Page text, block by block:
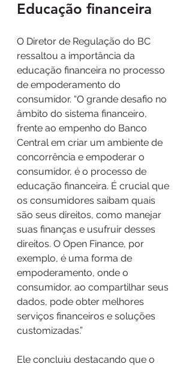
Educação financeira
O Diretor de Regulação do BC
ressaltou a importância da
educação financeira no processo
de empoderamento do
consumidor. “O grande desafio no
âmbito do sistema financeiro,
frente ao empenho do Banco
Central em criar um ambiente de
concorrência e empoderar o
consumidor, é o processo de
educação financeira. É crucial que
os consumidores saibam quais
são seus direitos, como manejar
suas finanças e usufruir desses
direitos. O Open Finance, por
exemplo, é uma forma de
empoderamento, onde o
consumidor, ao compartilhar seus
dados, pode obter melhores
serviços financeiros e soluções
customizadas.”
Ele concluiu destacando que o